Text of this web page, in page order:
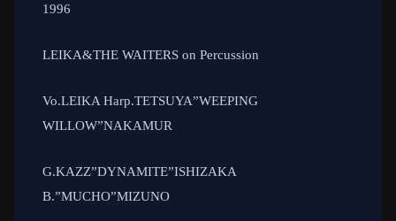
1996
LEIKA&THE WAITERS on Percussion
Vo.LEIKA Harp.TETSUYA”WEEPING
WILLOW”NAKAMUR
G.KAZZ”DYNAMITE”ISHIZAKA
B.”MUCHO”MIZUNO